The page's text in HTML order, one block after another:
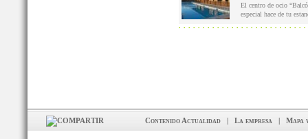
El centro de ocio
especial hace de tu
Contenido Actualidad | La empresa | Mapa